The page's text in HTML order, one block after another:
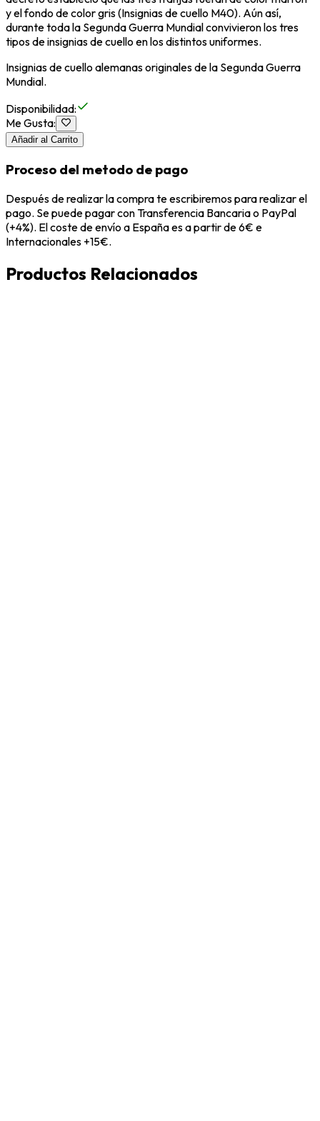
y el fondo de color gris (Insignias de cuello M40). Aún así,
durante toda la Segunda Guerra Mundial convivieron los tres
tipos de insignias de cuello en los distintos uniformes.
Insignias de cuello alemanas originales de la Segunda Guerra
Mundial.
Disponibilidad:
Me Gusta:
Añadir al Carrito
Proceso del metodo de pago
Después de realizar la compra te escribiremos para realizar el
pago. Se puede pagar con Transferencia Bancaria o PayPal
(+4%). El coste de envío a España es a partir de 6€ e
Internacionales +15€.
Productos Relacionados